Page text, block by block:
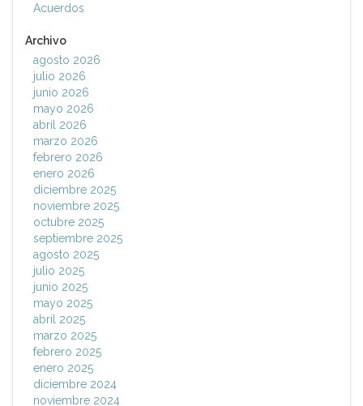
Acuerdos
Archivo
agosto 2026
julio 2026
junio 2026
mayo 2026
abril 2026
marzo 2026
febrero 2026
enero 2026
diciembre 2025
noviembre 2025
octubre 2025
septiembre 2025
agosto 2025
julio 2025
junio 2025
mayo 2025
abril 2025
marzo 2025
febrero 2025
enero 2025
diciembre 2024
noviembre 2024